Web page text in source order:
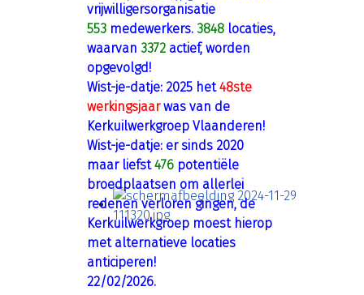
vrijwilligersorganisatie
553 medewerkers. 3848 locaties,
waarvan 3372 actief, worden
opgevolgd!
Wist-je-datje: 2025 het48ste
werkingsjaarwas van de
Kerkuilwerkgroep Vlaanderen!
Wist-je-datje: er sinds 2020
maar liefst476 potentiële
broedplaatsen om allerlei
redenen verloren gingen, de
Kerkuilwerkgroep moest hierop
met alternatieve locaties
anticiperen!
22/02/2026.